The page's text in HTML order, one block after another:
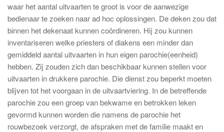
waar het aantal uitvaarten te groot is voor de aanwezige
bedienaar te zoeken naar ad hoc oplossingen. De deken zou dat
binnen het dekenaat kunnen coördineren. Hij zou kunnen
inventariseren welke priesters of diakens een minder dan
gemiddeld aantal uitvaarten in hun eigen parochie(eenheid)
hebben. Zij zouden zich dan beschikbaar kunnen stellen voor
uitvaarten in drukkere parochie. Die dienst zou beperkt moeten
blijven tot het voorgaan in de uitvaartviering. In de betreffende
parochie zou een groep van bekwame en betrokken leken
gevormd kunnen worden die namens de parochie het
rouwbezoek verzorgt, de afspraken met de familie maakt en